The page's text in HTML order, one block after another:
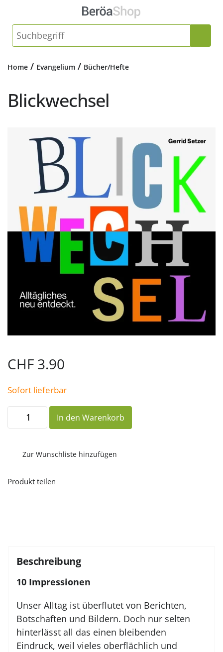
Home / Evangelium / Bücher/Hefte
Blickwechsel
CHF 3.90
Sofort lieferbar
Blickwechsel
Menge In den Warenkorb
Zur Wunschliste hinzufügen
Produkt teilen
Beschreibung
10 Impressionen
Unser Alltag ist überflutet von Berichten,
Botschaften und Bildern. Doch nur selten
hinterlässt all das einen bleibenden
Eindruck, weil vieles oberflächlich und